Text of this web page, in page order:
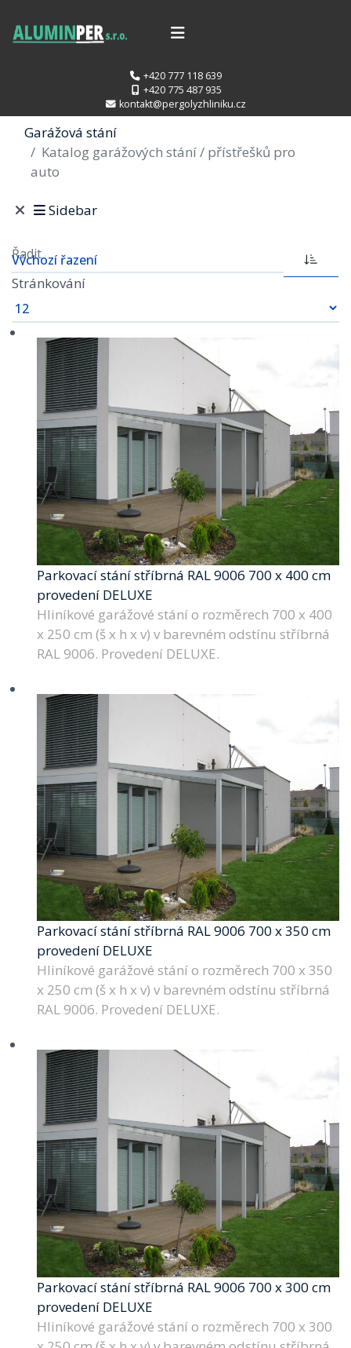
+420 777 118 639
+420 775 487 935
kontakt@pergolyzhliniku.cz
Garážová stání
Katalog garážových stání / přístřešků pro
auto
Sidebar
Řadit
Stránkování
Parkovací stání stříbrná RAL 9006 700 x 400 cm
provedení DELUXE
Hliníkové garážové stání o rozměrech 700 x 400
x 250 cm (š x h x v) v barevném odstínu stříbrná
RAL 9006. Provedení DELUXE.
Parkovací stání stříbrná RAL 9006 700 x 350 cm
provedení DELUXE
Hliníkové garážové stání o rozměrech 700 x 350
x 250 cm (š x h x v) v barevném odstínu stříbrná
RAL 9006. Provedení DELUXE.
Parkovací stání stříbrná RAL 9006 700 x 300 cm
provedení DELUXE
Hliníkové garážové stání o rozměrech 700 x 300